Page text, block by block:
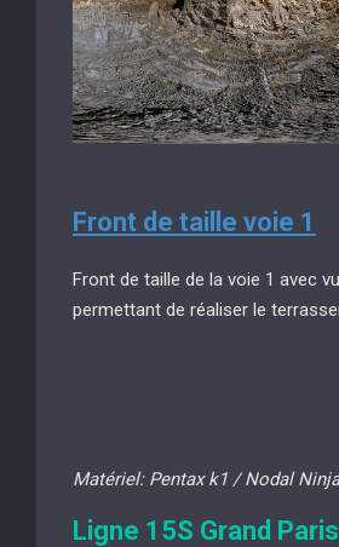
Front de taille voie 1
Front de taille de la voie 1 avec
permettant de réaliser le
Matériel: Pentax k1 / Nodal
Ligne 15S Grand